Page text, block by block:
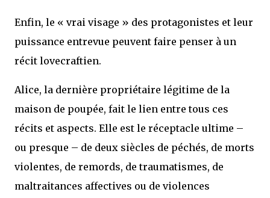
Enfin, le « vrai visage » des protagonistes et leur
puissance entrevue peuvent faire penser à un
récit lovecraftien.
Alice, la dernière propriétaire légitime de la
maison de poupée, fait le lien entre tous ces
récits et aspects. Elle est le réceptacle ultime –
ou presque – de deux siècles de péchés, de morts
violentes, de remords, de traumatismes, de
maltraitances affectives ou de violences